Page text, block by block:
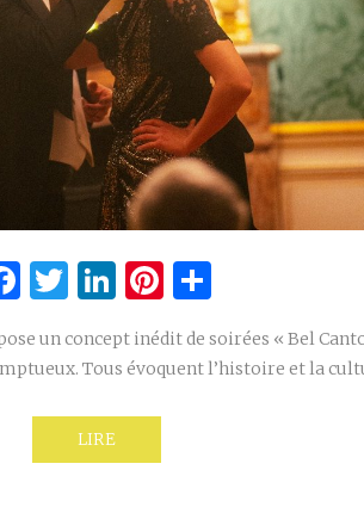
Facebook
Twitter
LinkedIn
Pinterest
un concept inédit de soirées « Bel
Tous évoquent l’histoire et la
LIRE